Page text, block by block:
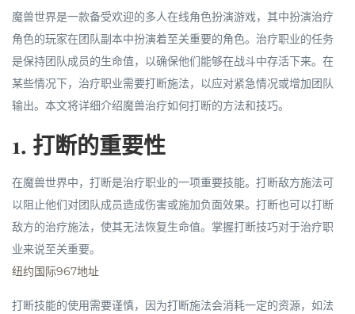
魔兽世界是一款备受欢迎的多人在线角色扮演游戏，其中扮演治疗
角色的玩家在团队副本中扮演着至关重要的角色。治疗职业的任务
是保持团队成员的生命值，以确保他们能够在战斗中存活下来。在
某些情况下，治疗职业需要打断施法，以应对紧急情况或增加团队
输出。本文将详细介绍魔兽治疗如何打断的方法和技巧。
1. 打断的重要性
在魔兽世界中，打断是治疗职业的一项重要技能。打断敌方施法可
以阻止他们对团队成员造成伤害或施加负面效果。打断也可以打断
敌方的治疗施法，使其无法恢复生命值。掌握打断技巧对于治疗职
业来说至关重要。
纽约国际967地址
打断技能的使用需要谨慎，因为打断施法会消耗一定的资源，如法